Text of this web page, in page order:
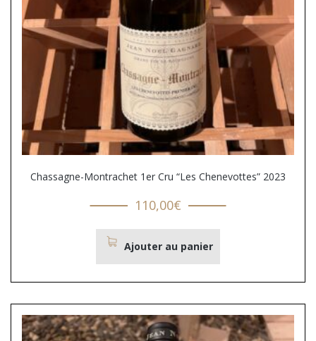
Chassagne-Montrachet 1er Cru “Les Chenevottes” 2023
110,00€
Ajouter au panier